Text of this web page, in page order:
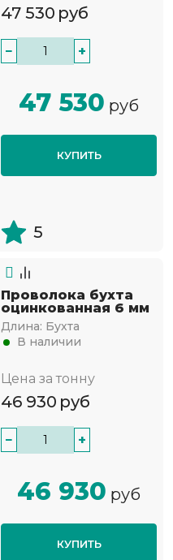
47 530 руб
− +
47 530 руб
КУПИТЬ
5
Проволока бухта
оцинкованная 6 мм
Длина: Бухта
В наличии
Цена за тонну
46 930 руб
− +
46 930 руб
КУПИТЬ